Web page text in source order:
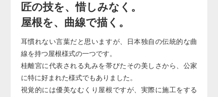
匠の技を、惜しみなく。
屋根を、曲線で描く。
耳慣れない言葉だと思いますが、日本独自の伝統的な曲
線を持つ屋根様式の一つです。
桂離宮に代表される丸みを帯びたその美しさから、公家
に特に好まれた様式でもありました。
視覚的には優美なむくり屋根ですが、実際に施工をする